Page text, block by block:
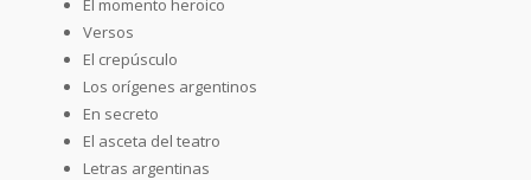
Versos
El crepúsculo
Los orígenes argentinos
En secreto
El asceta del teatro
Letras argentinas